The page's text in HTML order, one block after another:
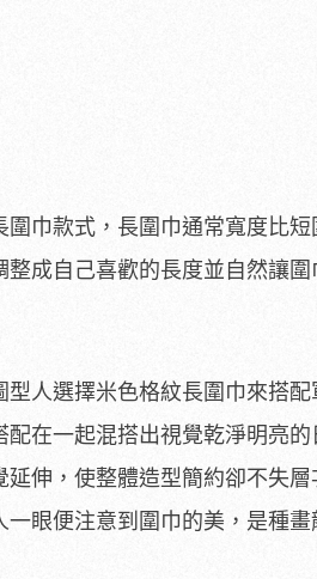
巾款式，長圍巾通常寬度比短
成自己喜歡的長度並自然讓
人選擇米色格紋長圍巾來搭
在一起混搭出視覺乾淨明亮的
伸，使整體造型簡約卻不失層
眼便注意到圍巾的美，是種